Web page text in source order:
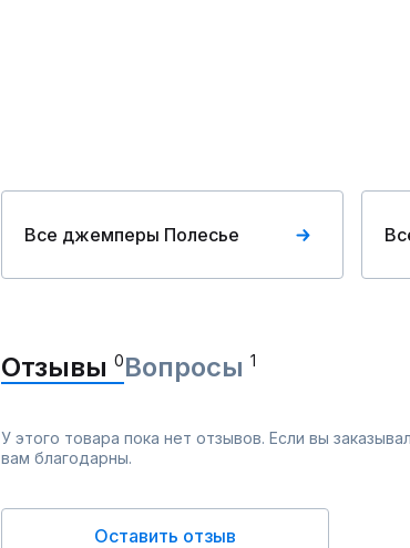
Все джемперы Полесье
Отзывы 0Вопросы 1
У этого товара пока нет отзывов. Если вы
вам благодарны.
Оставить отзыв